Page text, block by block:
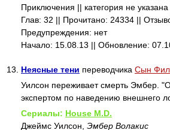
Приключения || категория не
Глав: 32 || Прочитано: 24334 ||
Предупреждения: нет
Начало: 15.08.13 || Обновление:
13. Неясные тени переводчика Сын
Уилсон переживает смерть Эмбер.
экспертом по наведению внешнего
Сериалы: House M.D.
Джеймс Уилсон, Эмбер Волакис